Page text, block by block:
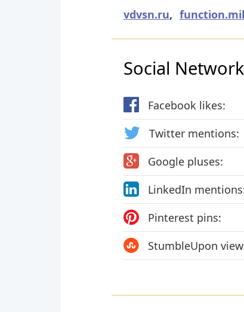
vdvsn.ru,
Social
Facebook likes:
Twitter mentions:
Google pluses:
LinkedIn
Pinterest pins:
StumbleUpon